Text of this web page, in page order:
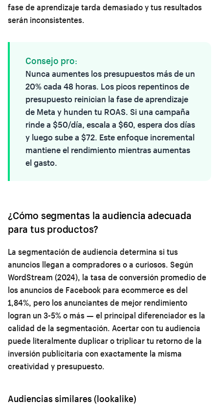
fase de aprendizaje tarda demasiado y tus resultados
serán inconsistentes.
Consejo pro:
Nunca aumentes los presupuestos más de un
20% cada 48 horas. Los picos repentinos de
presupuesto reinician la fase de aprendizaje
de Meta y hunden tu ROAS. Si una campaña
rinde a $50/día, escala a $60, espera dos días
y luego sube a $72. Este enfoque incremental
mantiene el rendimiento mientras aumentas
el gasto.
¿Cómo segmentas la audiencia adecuada
para tus productos?
La segmentación de audiencia determina si tus
anuncios llegan a compradores o a curiosos. Según
WordStream (2024), la tasa de conversión promedio de
los anuncios de Facebook para ecommerce es del
1,84%, pero los anunciantes de mejor rendimiento
logran un 3-5% o más — el principal diferenciador es la
calidad de la segmentación. Acertar con tu audiencia
puede literalmente duplicar o triplicar tu retorno de la
inversión publicitaria con exactamente la misma
creatividad y presupuesto.
Audiencias similares (lookalike)